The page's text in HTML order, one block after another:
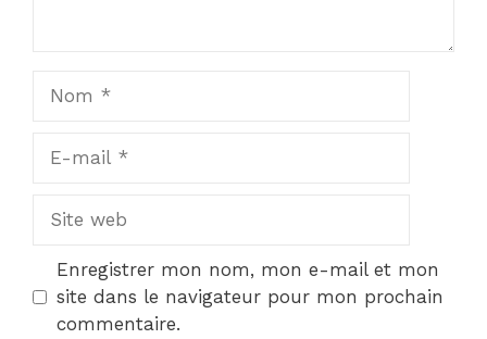
Site
Enregistrer mon nom, mon e-mail et mon
site dans le navigateur pour mon prochain
commentaire.